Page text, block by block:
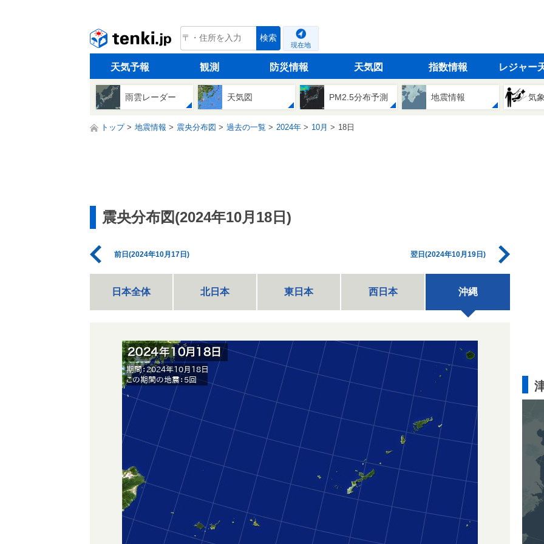
tenki.jp 検索
現在地
天気予報 観測 防災情報 天気図 指数情報 レジャー
雨雲レーダー 天気図 PM2.5分布予測 地震情報 気
トップ 地震情報 震央分布図 過去の一覧 2024年 10月 18日
震央分布図(2024年10月18日)
前日(2024年10月17日) 翌日(2024年10月19日)
日本全体 北日本 東日本 西日本 沖縄